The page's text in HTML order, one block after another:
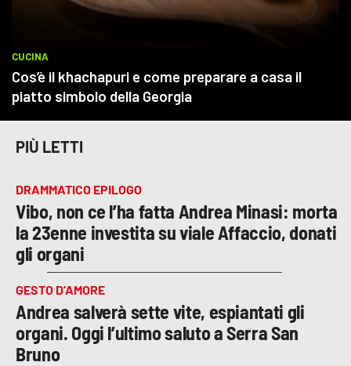
PIÙ LETTI
DRAMMATICO EPILOGO
Vibo, non ce l’ha fatta Andrea Minasi: morta
la 23enne investita su viale Affaccio, donati
gli organi
GESTO D’AMORE
Andrea salverà sette vite, espiantati gli
organi. Oggi l’ultimo saluto a Serra San
Bruno